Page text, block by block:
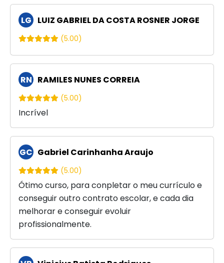
LG LUIZ GABRIEL DA COSTA ROSNER JORGE
(5.00)
RN RAMILES NUNES CORREIA
(5.00)
Incrível
GC Gabriel Carinhanha Araujo
(5.00)
Ótimo curso, para conpletar o meu currículo e
conseguir outro contrato escolar, e cada dia
melhorar e conseguir evoluir
profissionalmente.